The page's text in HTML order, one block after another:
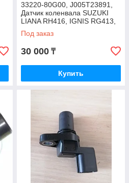
33220-80G00, J005T23891,
Датчик коленвала SUZUKI
LIANA RH416, IGNIS RG413,
WAGON R+ RB413,
MITSUBISHI ELECTRIC,
Под заказ
30 000 ₸
Купить